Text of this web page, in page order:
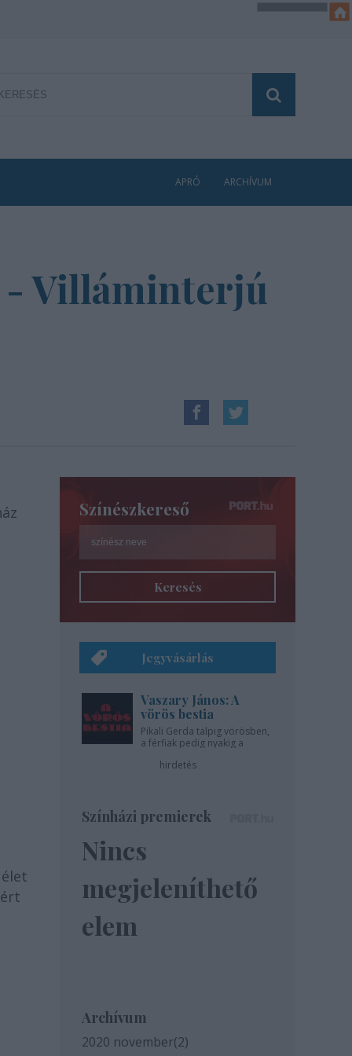
APRÓ ARCHÍVUM
- Villáminterjú
Színészkereső
Keresés
Jegyvásárlás
Vaszary János: A
vörös bestia
Pikali Gerda talpig vörösben,
a férfiak pedig nyakig a
hirdetés
Színházi premierek
Nincs
megjeleníthető
elem
Archívum
2020 november(2)